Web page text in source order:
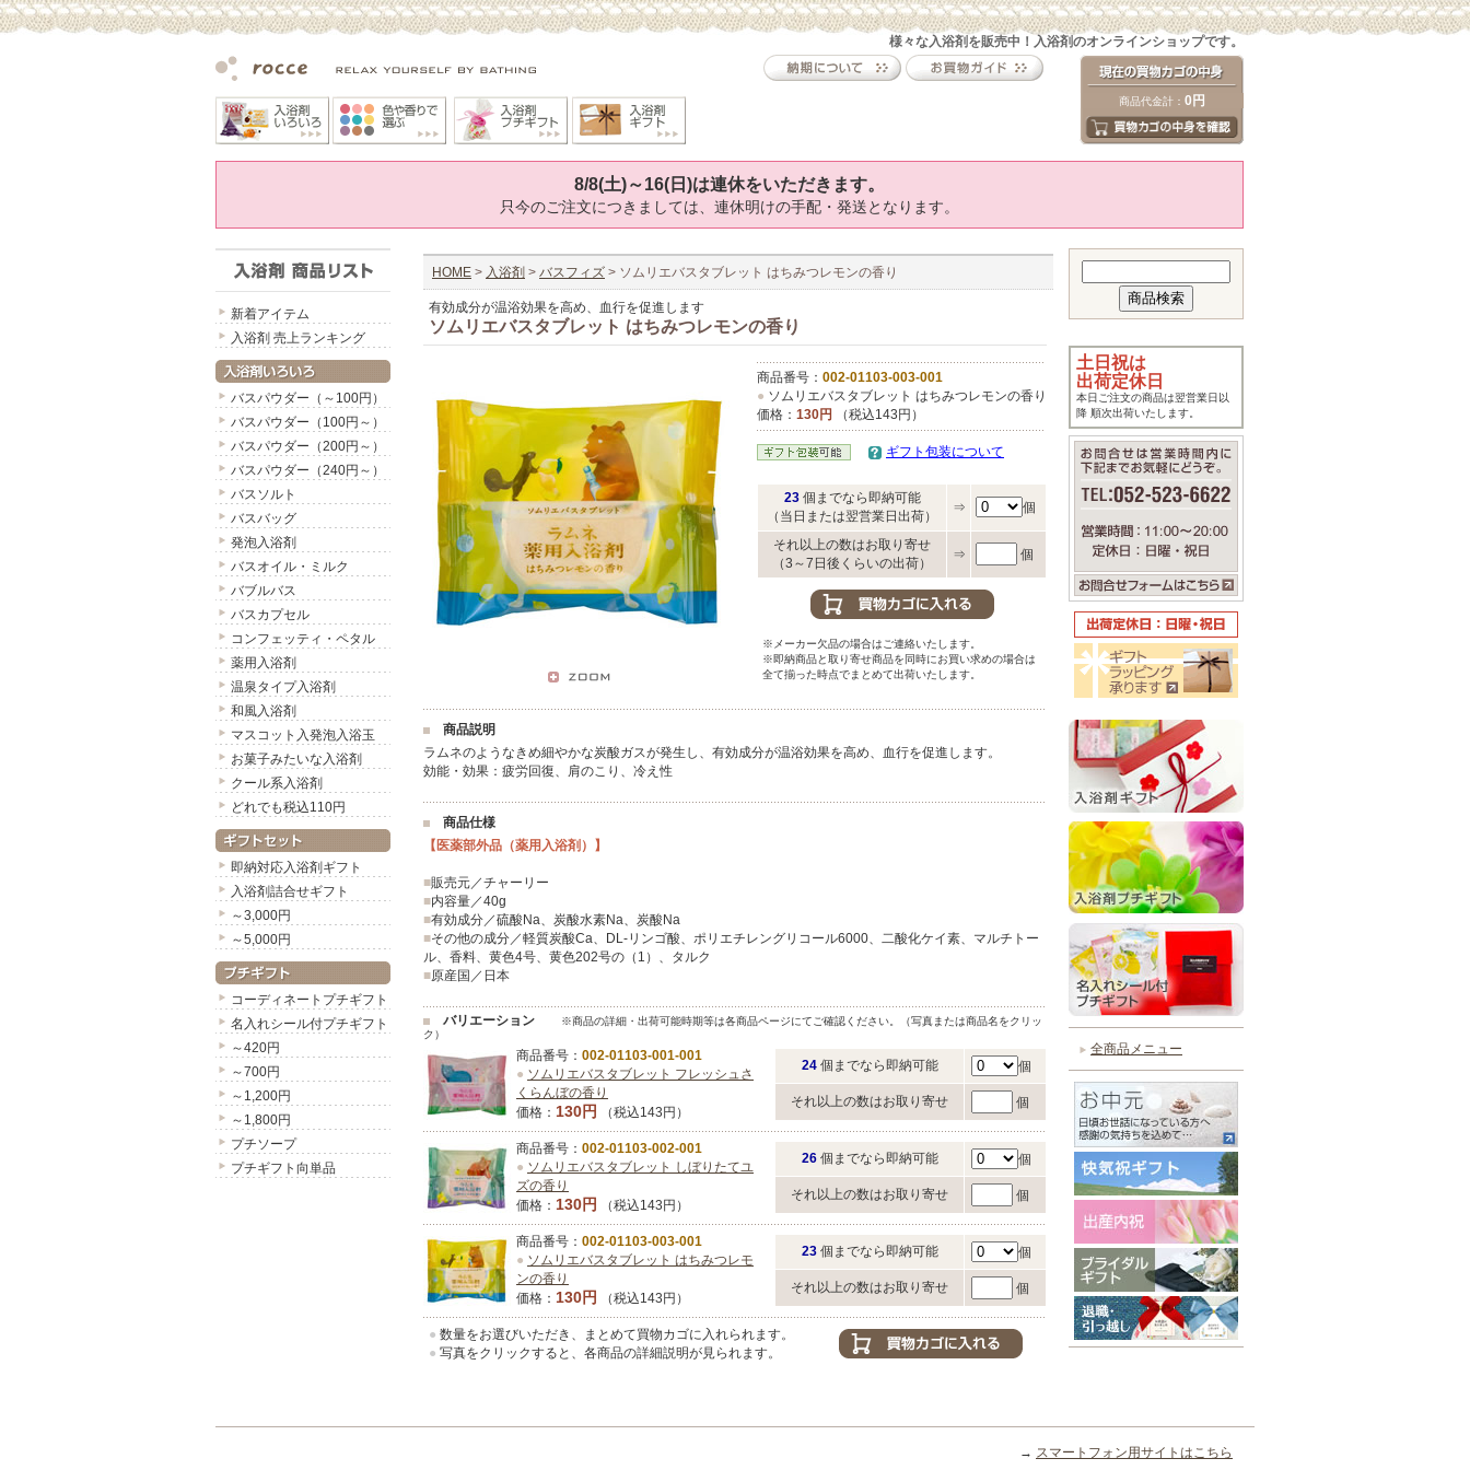
様々な入浴剤を販売中！入浴剤のオンラインショップです。
商品代金計： 0円
8/8(土)～16(日)は連休をいただきます。
只今のご注文につきましては、連休明けの手配・発送となります。
新着アイテム
入浴剤 売上ランキング
バスパウダー（～100円）
バスパウダー（100円～）
バスパウダー（200円～）
バスパウダー（240円～）
バスソルト
バスバッグ
発泡入浴剤
バスオイル・ミルク
バブルバス
バスカプセル
コンフェッティ・ペタル
薬用入浴剤
温泉タイプ入浴剤
和風入浴剤
マスコット入発泡入浴玉
お菓子みたいな入浴剤
クール系入浴剤
どれでも税込110円
即納対応入浴剤ギフト
入浴剤詰合せギフト
～3,000円
～5,000円
コーディネートプチギフト
名入れシール付プチギフト
～420円
～700円
～1,200円
～1,800円
プチソープ
プチギフト向単品
HOME > 入浴剤 > バスフィズ > ソムリエバスタブレット はちみつレモンの香り
有効成分が温浴効果を高め、血行を促進します
ソムリエバスタブレット はちみつレモンの香り
商品番号： 002-01103-003-001
● ソムリエバスタブレット はちみつレモンの香り
価格： 130円 （税込143円）
ギフト包装について
23 個までなら即納可能
（当日または翌営業日出荷）
⇒ 個
それ以上の数はお取り寄せ
（3～7日後くらいの出荷）
⇒ 個
※メーカー欠品の場合はご連絡いたします。
※即納商品と取り寄せ商品を同時にお買い求めの場合は
全て揃った時点でまとめて出荷いたします。
商品説明
ラムネのようなきめ細やかな炭酸ガスが発生し、有効成分が温浴効果を高め、血行を促進します。
効能・効果：疲労回復、肩のこり、冷え性
商品仕様
【医薬部外品（薬用入浴剤）】
■販売元／チャーリー
■内容量／40g
■有効成分／硫酸Na、炭酸水素Na、炭酸Na
■その他の成分／軽質炭酸Ca、DL-リンゴ酸、ポリエチレングリコール6000、二酸化ケイ素、マルチトー
ル、香料、黄色4号、黄色202号の（1）、タルク
■原産国／日本
バリエーション
※商品の詳細・出荷可能時期等は各商品ページにてご確認ください。（写真または商品名をクリッ
ク）
商品番号： 002-01103-001-001
● ソムリエバスタブレット フレッシュさ
くらんぼの香り
価格： 130円 （税込143円）
24 個までなら即納可能 個
それ以上の数はお取り寄せ 個
商品番号： 002-01103-002-001
● ソムリエバスタブレット しぼりたてユ
ズの香り
価格： 130円 （税込143円）
26 個までなら即納可能 個
それ以上の数はお取り寄せ 個
商品番号： 002-01103-003-001
● ソムリエバスタブレット はちみつレモ
ンの香り
価格： 130円 （税込143円）
23 個までなら即納可能 個
それ以上の数はお取り寄せ 個
● 数量をお選びいただき、まとめて買物カゴに入れられます。
● 写真をクリックすると、各商品の詳細説明が見られます。
土日祝は
出荷定休日
本日ご注文の商品は翌営業日以
降 順次出荷いたします。
全商品メニュー
→ スマートフォン用サイトはこちら